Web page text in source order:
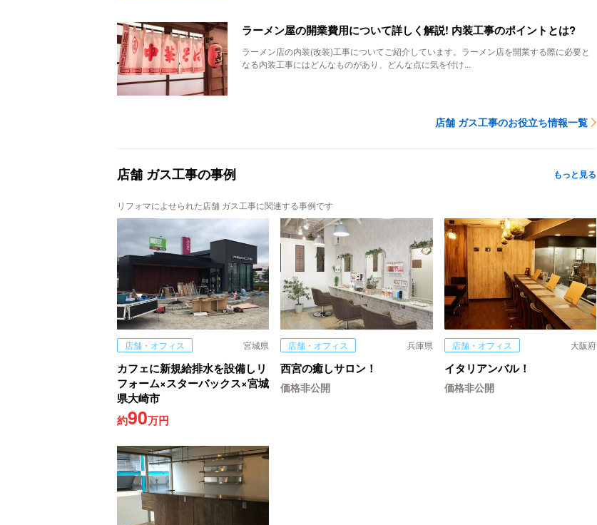
ラーメン屋の開業費用について詳しく解説! 内装工事のポイントとは?
ラーメン店の内装(改装)工事についてご紹介しています。ラーメン店を開業する際に必要と
なる内装工事にはどんなものがあり、どんな点に気を付け...
店舗 ガス工事のお役立ち情報一覧
店舗 ガス工事の事例 もっと見る
リフォマによせられた店舗 ガス工事に関連する事例です
店舗・オフィス 宮城県
カフェに新規給排水を設備しリ
フォーム×スターバックス×宮城
県大崎市
約90万円
店舗・オフィス 兵庫県
西宮の癒しサロン！
価格非公開
店舗・オフィス 大阪府
イタリアンバル！
価格非公開